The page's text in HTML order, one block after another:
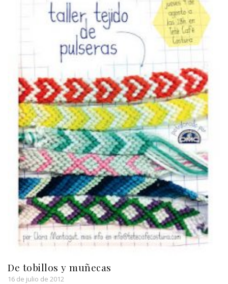
De tobillos y muñecas
16 de julio de 2012